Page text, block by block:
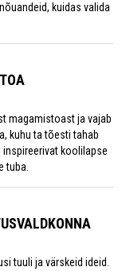
kuidas valida
magamistoast ja vajab
kuhu ta tõesti tahab
koolilapse
tuba.
tuuli ja värskeid ideid.